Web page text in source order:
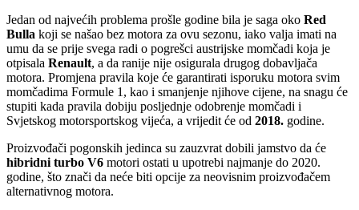
Jedan od najvećih problema prošle godine bila je saga oko Red
Bulla koji se našao bez motora za ovu sezonu, iako valja imati na
umu da se prije svega radi o pogrešci austrijske momčadi koja je
otpisala Renault, a da ranije nije osigurala drugog dobavljača
motora. Promjena pravila koje će garantirati isporuku motora svim
momčadima Formule 1, kao i smanjenje njihove cijene, na snagu će
stupiti kada pravila dobiju posljednje odobrenje momčadi i
Svjetskog motorsportskog vijeća, a vrijedit će od 2018. godine.
Proizvođači pogonskih jedinca su zauzvrat dobili jamstvo da će
hibridni turbo V6 motori ostati u upotrebi najmanje do 2020.
godine, što znači da neće biti opcije za neovisnim proizvođačem
alternativnog motora.